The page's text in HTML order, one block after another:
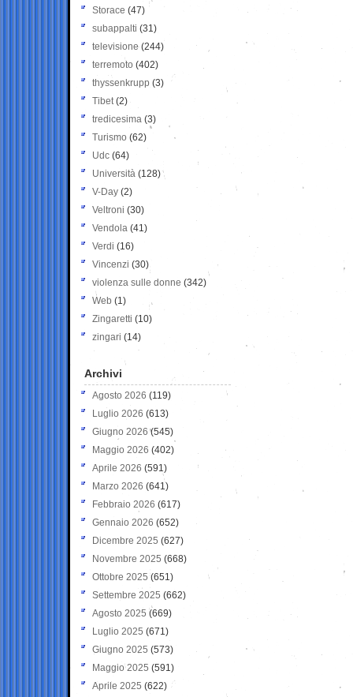
Storace (47)
subappalti (31)
televisione(244)
terremoto (402)
thyssenkrupp (3)
Tibet(2)
tredicesima (3)
Turismo (62)
Udc (64)
Università (128)
V-Day (2)
Veltroni (30)
Vendola (41)
Verdi (16)
Vincenzi (30)
violenza sulle donne (342)
Web (1)
Zingaretti (10)
zingari (14)
Archivi
Agosto 2026 (119)
Luglio 2026 (613)
Giugno 2026 (545)
Maggio 2026 (402)
Aprile 2026 (591)
Marzo 2026 (641)
Febbraio 2026 (617)
Gennaio 2026 (652)
Dicembre 2025 (627)
Novembre 2025 (668)
Ottobre 2025 (651)
Settembre 2025 (662)
Agosto 2025 (669)
Luglio 2025 (671)
Giugno 2025 (573)
Maggio 2025 (591)
Aprile 2025 (622)